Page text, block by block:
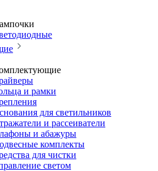
и рамки
для светильников
и рассеиватели
и абажуры
комплекты
для чистки
светом